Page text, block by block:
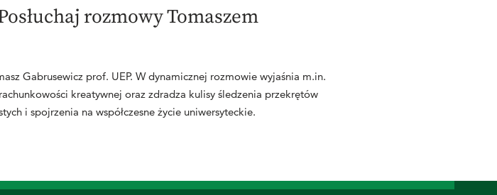
rozmowy Tomaszem
Gabrusewicz prof. UEP. W dynamicznej rozmowie wyjaśnia m.in.
kreatywnej oraz zdradza kulisy śledzenia przekrętów
i spojrzenia na współczesne życie uniwersyteckie.